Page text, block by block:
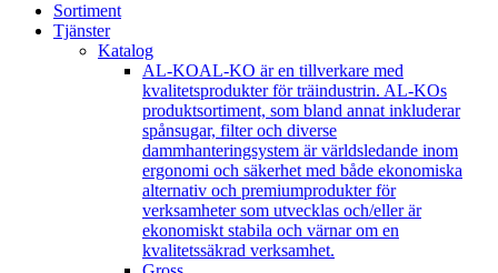
Sortiment
Tjänster
Katalog
AL-KOAL-KO är en tillverkare med
kvalitetsprodukter för träindustrin. AL-KOs
produktsortiment, som bland annat inkluderar
spånsugar, filter och diverse
dammhanteringsystem är världsledande inom
ergonomi och säkerhet med både ekonomiska
alternativ och premiumprodukter för
verksamheter som utvecklas och/eller är
ekonomiskt stabila och värnar om en
kvalitetssäkrad verksamhet.